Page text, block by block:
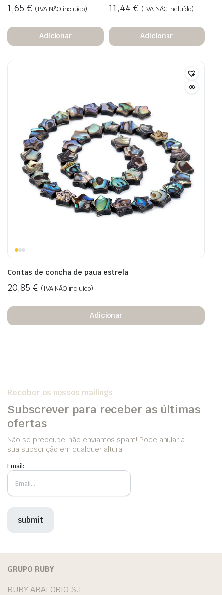
1,65 € (IVA NÃO incluído)
Adicionar
11,44 € (IVA NÃO incluído)
Adicionar
Contas de concha de paua estrela
20,85 € (IVA NÃO incluído)
Adicionar
Receber os nossos mailings
Subscrever para receber as últimas
ofertas
Não se preocupe, não enviamos spam! Pode anular a
sua subscrição em qualquer altura.
Email:
GRUPO RUBY
RUBY ABALORIO S.L.